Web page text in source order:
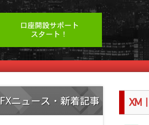
口座開設サポート
スタート！
FXニュース・新着記事 XM